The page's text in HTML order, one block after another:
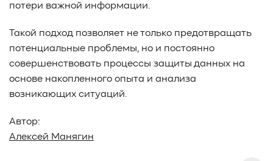
потери важной информации.
Такой подход позволяет не только предотвращать
потенциальные проблемы, но и постоянно
совершенствовать процессы защиты данных на
основе накопленного опыта и анализа
возникающих ситуаций.
Автор:
Алексей Манягин